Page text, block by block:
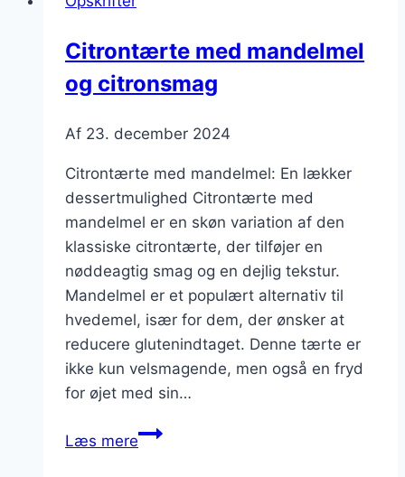
Citrontærte med mandelmel
og citronsmag
Af 23. december 2024
Citrontærte med mandelmel: En lækker
dessertmulighed Citrontærte med
mandelmel er en skøn variation af den
klassiske citrontærte, der tilføjer en
nøddeagtig smag og en dejlig tekstur.
Mandelmel er et populært alternativ til
hvedemel, især for dem, der ønsker at
reducere glutenindtaget. Denne tærte er
ikke kun velsmagende, men også en fryd
for øjet med sin…
Læs mereCitrontærte